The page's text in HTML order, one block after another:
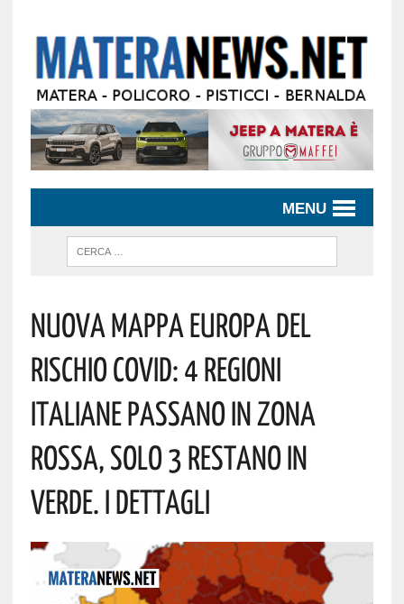
MENU
Nuova Mappa Europa Del
Rischio Covid: 4 Regioni
Italiane Passano In Zona
Rossa, Solo 3 Restano In
Verde. I Dettagli